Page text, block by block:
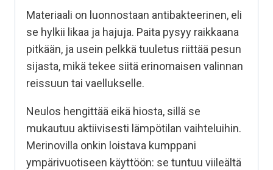
Materiaali on luonnostaan antibakteerinen, eli
se hylkii likaa ja hajuja. Paita pysyy raikkaana
pitkään, ja usein pelkkä tuuletus riittää pesun
sijasta, mikä tekee siitä erinomaisen valinnan
reissuun tai vaellukselle.
Neulos hengittää eikä hiosta, sillä se
mukautuu aktiivisesti lämpötilan vaihteluihin.
Merinovilla onkin loistava kumppani
ympärivuotiseen käyttöön: se tuntuu viileältä